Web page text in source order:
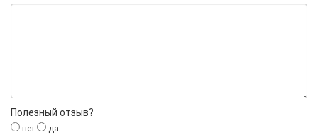
Полезный отзыв?
нет да